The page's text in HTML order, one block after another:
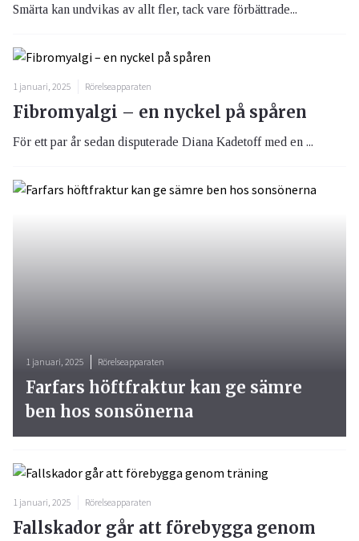
Smärta kan undvikas av allt fler, tack vare förbättrade...
1 januari, 2025 Rörelseapparaten
Fibromyalgi – en nyckel på spåren
För ett par år sedan disputerade Diana Kadetoff med en ...
1 januari, 2025 Rörelseapparaten
Farfars höftfraktur kan ge sämre
ben hos sonsönerna
1 januari, 2025 Rörelseapparaten
Fallskador går att förebygga genom